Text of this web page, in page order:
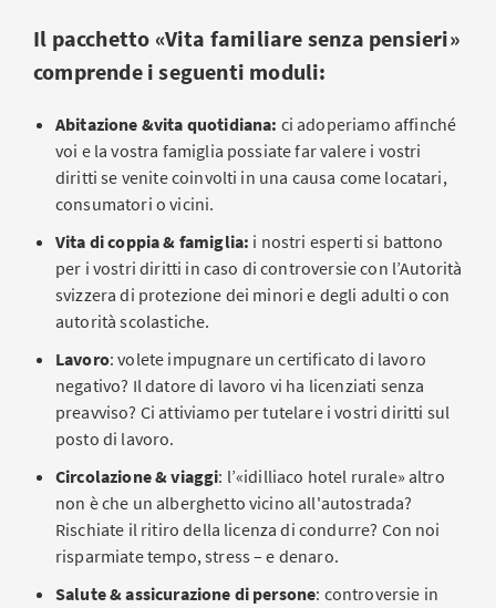
Il pacchetto «Vita familiare senza pensieri»
comprende i seguenti moduli:
Abitazione &vita quotidiana: ci adoperiamo affinché
voi e la vostra famiglia possiate far valere i vostri
diritti se venite coinvolti in una causa come locatari,
consumatori o vicini.
Vita di coppia & famiglia: i nostri esperti si battono
per i vostri diritti in caso di controversie con l’Autorità
svizzera di protezione dei minori e degli adulti o con
autorità scolastiche.
Lavoro: volete impugnare un certificato di lavoro
negativo? Il datore di lavoro vi ha licenziati senza
preavviso? Ci attiviamo per tutelare i vostri diritti sul
posto di lavoro.
Circolazione & viaggi: l’«idilliaco hotel rurale» altro
non è che un alberghetto vicino all'autostrada?
Rischiate il ritiro della licenza di condurre? Con noi
risparmiate tempo, stress – e denaro.
Salute & assicurazione di persone: controversie in